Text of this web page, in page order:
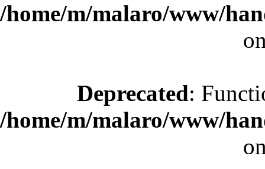
/home/m/malaro/www/
Deprecated:
/home/m/malaro/www/